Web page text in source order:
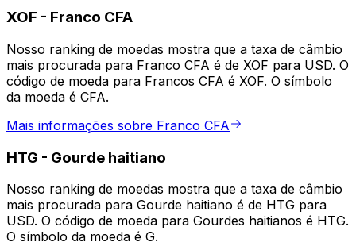
XOF - Franco CFA
Nosso ranking de moedas mostra que a taxa de câmbio
mais procurada para Franco CFA é de XOF para USD. O
código de moeda para Francos CFA é XOF. O símbolo
da moeda é CFA.
Mais informações sobre Franco CFA
HTG - Gourde haitiano
Nosso ranking de moedas mostra que a taxa de câmbio
mais procurada para Gourde haitiano é de HTG para
USD. O código de moeda para Gourdes haitianos é HTG.
O símbolo da moeda é G.